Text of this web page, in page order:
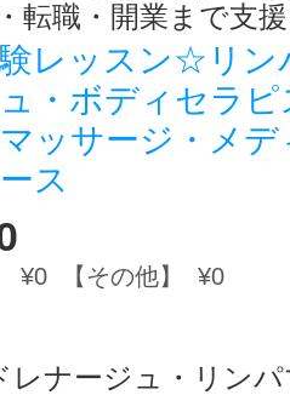
転職・開業まで支
レッスン☆リン
・ボディセラ
ッサージ・メ
ス
¥0 【その他】 ¥0
レナージュ・リン